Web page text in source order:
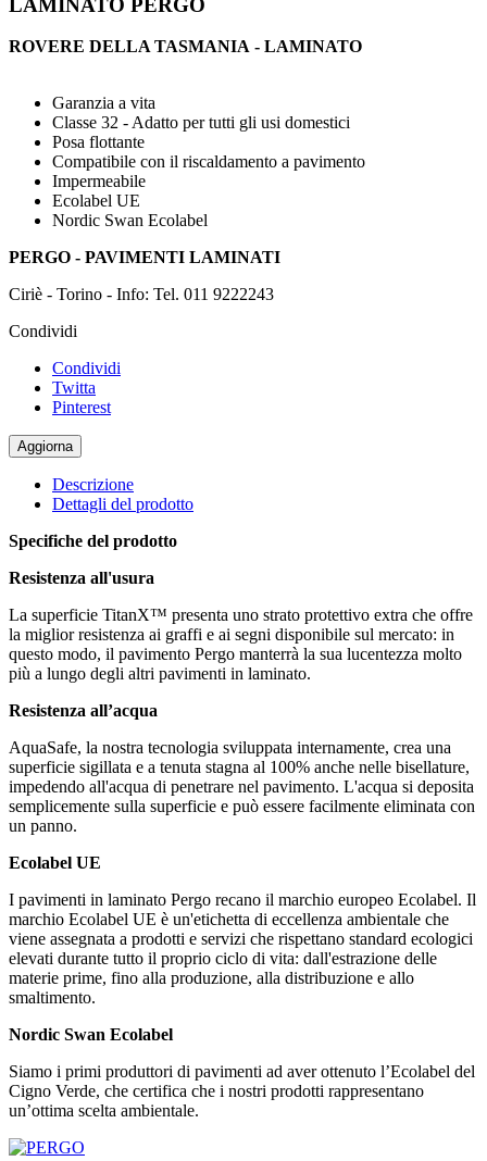
LAMINATO PERGO
ROVERE DELLA TASMANIA - LAMINATO
Garanzia a vita
Classe 32 - Adatto per tutti gli usi domestici
Posa flottante
Compatibile con il riscaldamento a pavimento
Impermeabile
Ecolabel UE
Nordic Swan Ecolabel
PERGO - PAVIMENTI LAMINATI
Ciriè - Torino - Info: Tel. 011 9222243
Condividi
Condividi
Twitta
Pinterest
Descrizione
Dettagli del prodotto
Specifiche del prodotto
Resistenza all'usura
La superficie TitanX™ presenta uno strato protettivo extra che offre
la miglior resistenza ai graffi e ai segni disponibile sul mercato: in
questo modo, il pavimento Pergo manterrà la sua lucentezza molto
più a lungo degli altri pavimenti in laminato.
Resistenza all’acqua
AquaSafe, la nostra tecnologia sviluppata internamente, crea una
superficie sigillata e a tenuta stagna al 100% anche nelle bisellature,
impedendo all'acqua di penetrare nel pavimento. L'acqua si deposita
semplicemente sulla superficie e può essere facilmente eliminata con
un panno.
Ecolabel UE
I pavimenti in laminato Pergo recano il marchio europeo Ecolabel. Il
marchio Ecolabel UE è un'etichetta di eccellenza ambientale che
viene assegnata a prodotti e servizi che rispettano standard ecologici
elevati durante tutto il proprio ciclo di vita: dall'estrazione delle
materie prime, fino alla produzione, alla distribuzione e allo
smaltimento.
Nordic Swan Ecolabel
Siamo i primi produttori di pavimenti ad aver ottenuto l’Ecolabel del
Cigno Verde, che certifica che i nostri prodotti rappresentano
un’ottima scelta ambientale.